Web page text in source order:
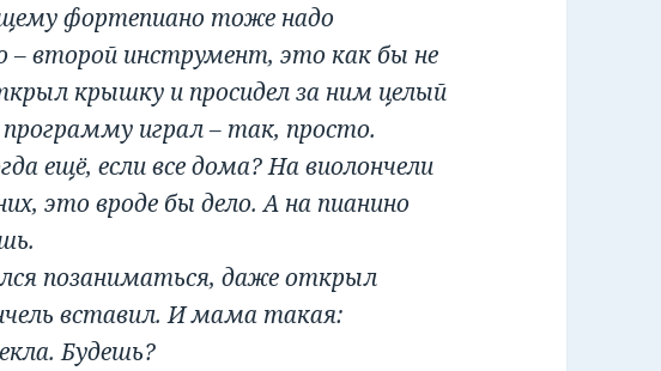
фортепиано тоже надо
– второй инструмент, это как бы не
крышку и просидел за ним целый
играл – так, просто.
ещё, если все дома? На виолончели
это вроде бы дело. А на пианино
позаниматься, даже открыл
вставил. И мама такая:
Будешь?